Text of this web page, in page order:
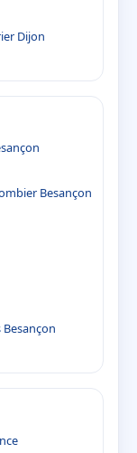
Dijon
Besançon